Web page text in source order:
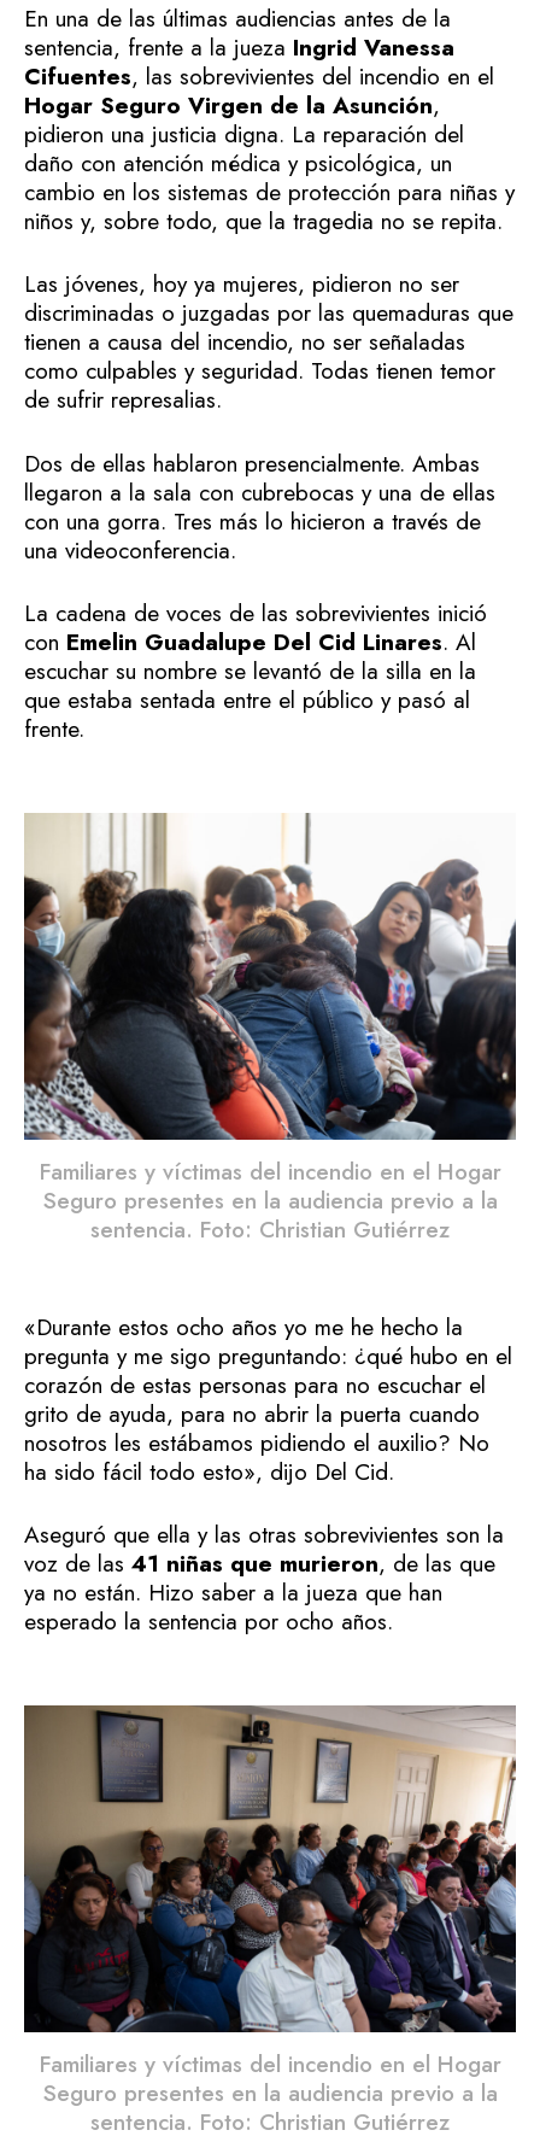
En una de las últimas audiencias antes de la
sentencia, frente a la jueza Ingrid Vanessa
Cifuentes, las sobrevivientes del incendio en el
Hogar Seguro Virgen de la Asunción,
pidieron una justicia digna. La reparación del
daño con atención médica y psicológica, un
cambio en los sistemas de protección para niñas y
niños y, sobre todo, que la tragedia no se repita.
Las jóvenes, hoy ya mujeres, pidieron no ser
discriminadas o juzgadas por las quemaduras que
tienen a causa del incendio, no ser señaladas
como culpables y seguridad. Todas tienen temor
de sufrir represalias.
Dos de ellas hablaron presencialmente. Ambas
llegaron a la sala con cubrebocas y una de ellas
con una gorra. Tres más lo hicieron a través de
una videoconferencia.
La cadena de voces de las sobrevivientes inició
con Emelin Guadalupe Del Cid Linares. Al
escuchar su nombre se levantó de la silla en la
que estaba sentada entre el público y pasó al
frente.
Familiares y víctimas del incendio en el Hogar
Seguro presentes en la audiencia previo a la
sentencia. Foto: Christian Gutiérrez
«Durante estos ocho años yo me he hecho la
pregunta y me sigo preguntando: ¿qué hubo en el
corazón de estas personas para no escuchar el
grito de ayuda, para no abrir la puerta cuando
nosotros les estábamos pidiendo el auxilio? No
ha sido fácil todo esto», dijo Del Cid.
Aseguró que ella y las otras sobrevivientes son la
voz de las 41 niñas que murieron, de las que
ya no están. Hizo saber a la jueza que han
esperado la sentencia por ocho años.
Familiares y víctimas del incendio en el Hogar
Seguro presentes en la audiencia previo a la
sentencia. Foto: Christian Gutiérrez